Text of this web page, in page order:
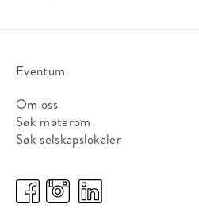
Eventum
Om oss
Søk møterom
Søk selskapslokaler